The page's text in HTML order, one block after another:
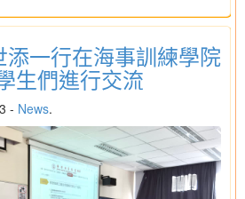
添一行在海事訓練學院
生們進行交流
- News.